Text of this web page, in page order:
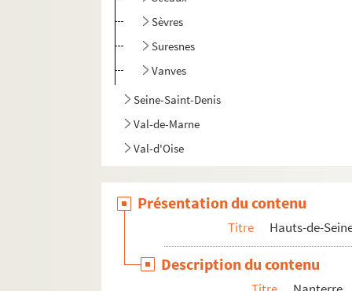
Sèvres
Suresnes
Vanves
Seine-Saint-Denis
Val-de-Marne
Val-d'Oise
Présentation du contenu
Titre Hauts-de-
Description du contenu